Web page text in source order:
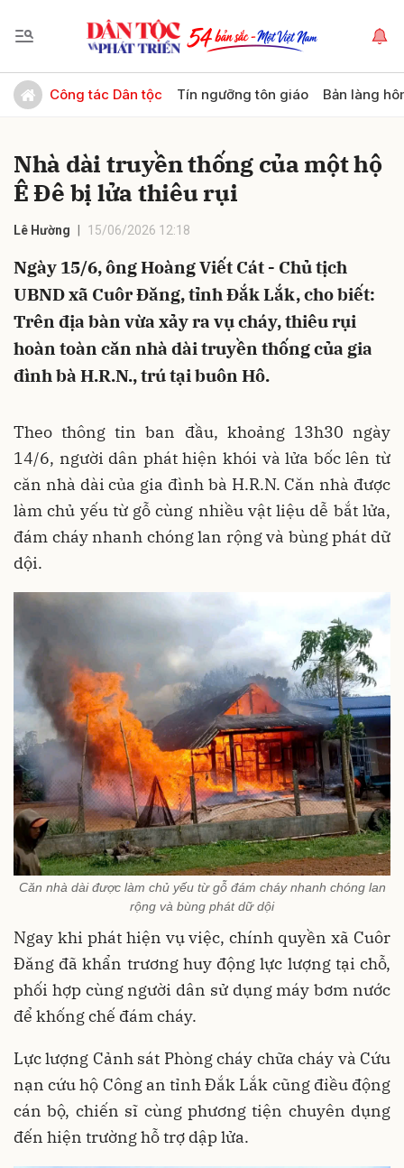
Công tác Dân tộc Tín ngưỡng tôn giáo Bản làng
Nhà dài truyền thống của một hộ
Ê Đê bị lửa thiêu rụi
Lê Hường 15/06/2026 12:18
Ngày 15/6, ông Hoàng Viết Cát - Chủ tịch
UBND xã Cuôr Đăng, tỉnh Đắk Lắk, cho biết:
Trên địa bàn vừa xảy ra vụ cháy, thiêu rụi
hoàn toàn căn nhà dài truyền thống của gia
đình bà H.R.N., trú tại buôn Hô.
Theo thông tin ban đầu, khoảng 13h30 ngày
14/6, người dân phát hiện khói và lửa bốc lên từ
căn nhà dài của gia đình bà H.R.N. Căn nhà được
làm chủ yếu từ gỗ cùng nhiều vật liệu dễ bắt lửa,
đám cháy nhanh chóng lan rộng và bùng phát dữ
dội.
Căn nhà dài được làm chủ yếu từ gỗ đám cháy nhanh chóng lan
rộng và bùng phát dữ dội
Ngay khi phát hiện vụ việc, chính quyền xã Cuôr
Đăng đã khẩn trương huy động lực lượng tại chỗ,
phối hợp cùng người dân sử dụng máy bơm nước
để khống chế đám cháy.
Lực lượng Cảnh sát Phòng cháy chữa cháy và Cứu
nạn cứu hộ Công an tỉnh Đắk Lắk cũng điều động
cán bộ, chiến sĩ cùng phương tiện chuyên dụng
đến hiện trường hỗ trợ dập lửa.
Gửi bình luận
Hủy